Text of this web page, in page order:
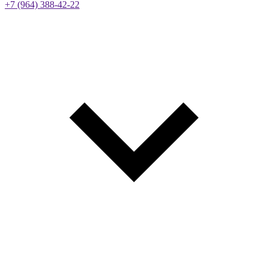
+7 (964) 388-42-22